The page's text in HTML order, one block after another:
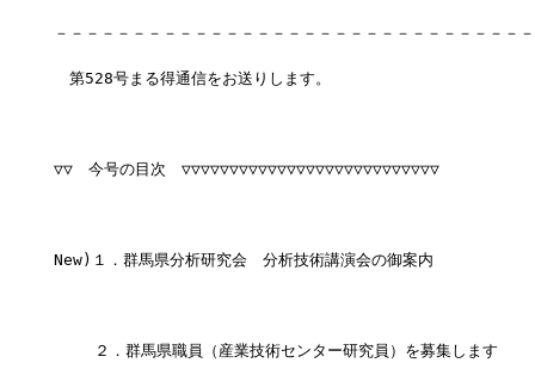
－－－－－－－－－－－－－－－－－－－－－－－－－－－－－－
第528号まる得通信をお送りします。
▽▽　今号の目次　▽▽▽▽▽▽▽▽▽▽▽▽▽▽▽▽▽▽▽▽▽▽▽▽▽▽▽
New)１．群馬県分析研究会　分析技術講演会の御案内
２．群馬県職員（産業技術センター研究員）を募集します